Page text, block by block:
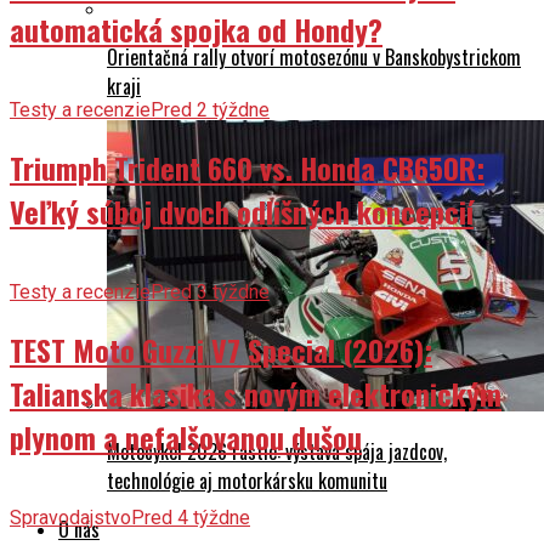
Orientačná rally otvorí motosezónu v Banskobystrickom
kraji
Motocykel 2026 rastie: výstava spája jazdcov,
technológie aj motorkársku komunitu
O nás
automatická spojka od Hondy?
Testy a recenziePred 2 týždne
Triumph Trident 660 vs. Honda CB650R:
Veľký súboj dvoch odlišných koncepcií
Testy a recenziePred 3 týždne
TEST Moto Guzzi V7 Special (2026):
Talianska klasika s novým elektronickým
plynom a nefalšovanou dušou
SpravodajstvoPred 4 týždne